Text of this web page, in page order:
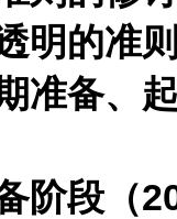
明的准
准备、
段（